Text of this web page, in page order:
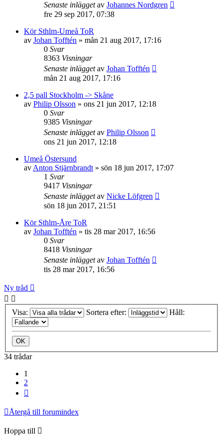
Senaste inläggetav Johannes Nordgren
fre 29 sep 2017, 07:38
Kör Sthlm-Umeå ToR
av Johan Tofftén » mån 21 aug 2017, 17:16
0 Svar
8363 Visningar
Senaste inläggetav Johan Tofftén
mån 21 aug 2017, 17:16
2,5 pall Stockholm -> Skåne
av Philip Olsson » ons 21 jun 2017, 12:18
0 Svar
9385 Visningar
Senaste inläggetav Philip Olsson
ons 21 jun 2017, 12:18
Umeå Östersund
av Anton Stjärnbrandt » sön 18 jun 2017, 17:07
1 Svar
9417 Visningar
Senaste inläggetav Nicke Löfgren
sön 18 jun 2017, 21:51
Kör Sthlm-Åre ToR
av Johan Tofftén » tis 28 mar 2017, 16:56
0 Svar
8418 Visningar
Senaste inläggetav Johan Tofftén
tis 28 mar 2017, 16:56
Ny tråd
Visa: Sortera efter: Håll:
34 trådar
1
2
Återgå till forumindex
Hoppa till